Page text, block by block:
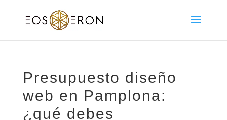
Presupuesto diseño
web en Pamplona:
¿qué debes